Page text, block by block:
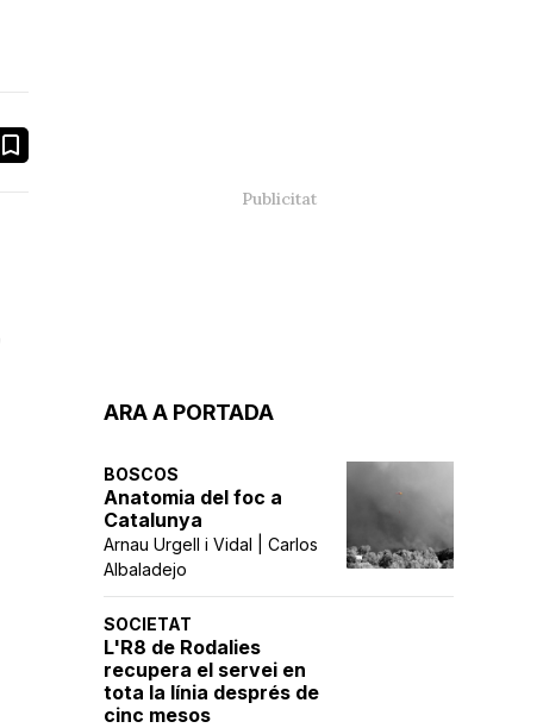
ARA A PORTADA
BOSCOS
Anatomia del foc a
Catalunya
Arnau Urgell i Vidal | Carlos
Albaladejo
SOCIETAT
L'R8 de Rodalies
recupera el servei en
tota la línia després de
cinc mesos